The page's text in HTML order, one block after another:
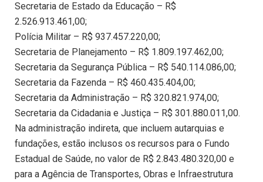
Secretaria de Estado da Educação – R$
2.526.913.461,00;
Polícia Militar – R$ 937.457.220,00;
Secretaria de Planejamento – R$ 1.809.197.462,00;
Secretaria da Segurança Pública – R$ 540.114.086,00;
Secretaria da Fazenda – R$ 460.435.404,00;
Secretaria da Administração – R$ 320.821.974,00;
Secretaria da Cidadania e Justiça – R$ 301.880.011,00.
Na administração indireta, que incluem autarquias e
fundações, estão inclusos os recursos para o Fundo
Estadual de Saúde, no valor de R$ 2.843.480.320,00 e
para a Agência de Transportes, Obras e Infraestrutura